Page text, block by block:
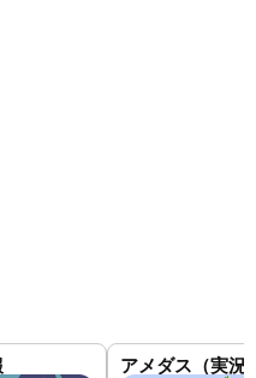
アメダス（実況